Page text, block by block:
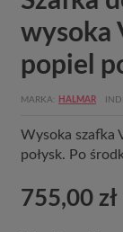
wysoka
popiel
MARKA HALMAR
Wysoka szafka
połysk. Po
755,00 zł